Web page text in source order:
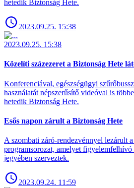
hetedik Biztonság Hete.
2023.09.25. 15:38
2023.09.25. 15:38
Közelíti százezeret a Biztonság Hete
Konferenciával, egészségügyi
használatát népszerűsítő videóval is
hetedik Biztonság Hete.
Esős napon zárult a Biztonság Hete
A szombati záró-rendezvénnyel lezárult
programsorozat, amelyet figyelemfelhívó
jegyében szerveztek.
2023.09.24. 11:59